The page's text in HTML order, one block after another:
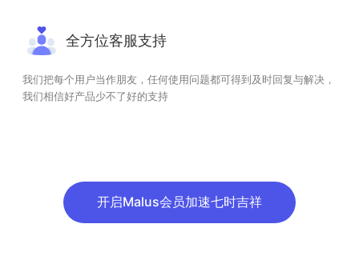
全方位客服支持
我们把每个用户当作朋友，任何使用问题都可得到及时回复与解决，
我们相信好产品少不了好的支持
开启Malus会员加速七时吉祥